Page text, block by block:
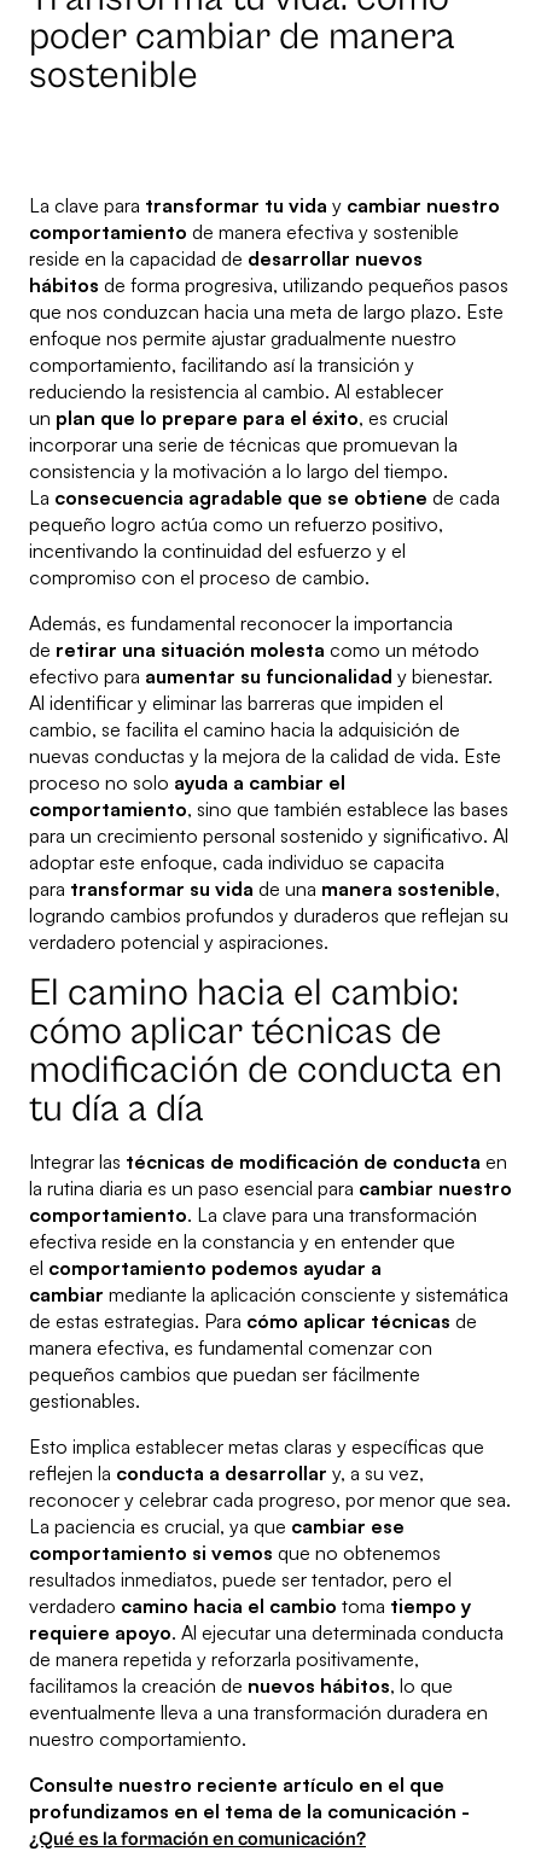
poder cambiar de manera
sostenible
La clave para transformar tu vida y cambiar nuestro
comportamiento de manera efectiva y sostenible
reside en la capacidad de desarrollar nuevos
hábitos de forma progresiva, utilizando pequeños pasos
que nos conduzcan hacia una meta de largo plazo. Este
enfoque nos permite ajustar gradualmente nuestro
comportamiento, facilitando así la transición y
reduciendo la resistencia al cambio. Al establecer
un plan que lo prepare para el éxito, es crucial
incorporar una serie de técnicas que promuevan la
consistencia y la motivación a lo largo del tiempo.
La consecuencia agradable que se obtiene de cada
pequeño logro actúa como un refuerzo positivo,
incentivando la continuidad del esfuerzo y el
compromiso con el proceso de cambio.
Además, es fundamental reconocer la importancia
de retirar una situación molesta como un método
efectivo para aumentar su funcionalidad y bienestar.
Al identificar y eliminar las barreras que impiden el
cambio, se facilita el camino hacia la adquisición de
nuevas conductas y la mejora de la calidad de vida. Este
proceso no solo ayuda a cambiar el
comportamiento, sino que también establece las bases
para un crecimiento personal sostenido y significativo. Al
adoptar este enfoque, cada individuo se capacita
para transformar su vida de una manera sostenible,
logrando cambios profundos y duraderos que reflejan su
verdadero potencial y aspiraciones.
El camino hacia el cambio:
cómo aplicar técnicas de
modificación de conducta en
tu día a día
Integrar las técnicas de modificación de conducta en
la rutina diaria es un paso esencial para cambiar nuestro
comportamiento. La clave para una transformación
efectiva reside en la constancia y en entender que
el comportamiento podemos ayudar a
cambiar mediante la aplicación consciente y sistemática
de estas estrategias. Para cómo aplicar técnicas de
manera efectiva, es fundamental comenzar con
pequeños cambios que puedan ser fácilmente
gestionables.
Esto implica establecer metas claras y específicas que
reflejen la conducta a desarrollar y, a su vez,
reconocer y celebrar cada progreso, por menor que sea.
La paciencia es crucial, ya que cambiar ese
comportamiento si vemos que no obtenemos
resultados inmediatos, puede ser tentador, pero el
verdadero camino hacia el cambio toma tiempo y
requiere apoyo. Al ejecutar una determinada conducta
de manera repetida y reforzarla positivamente,
facilitamos la creación de nuevos hábitos, lo que
eventualmente lleva a una transformación duradera en
nuestro comportamiento.
Consulte nuestro reciente artículo en el que
profundizamos en el tema de la comunicación -
¿Qué es la formación en comunicación?